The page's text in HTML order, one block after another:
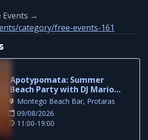
Events →
category/free-events-161
Apotypomata: Summer
Beach Party with DJ Mario
Yaya in Protaras
Montego Beach Bar, Protaras
09/08/2026
11:00-19:00